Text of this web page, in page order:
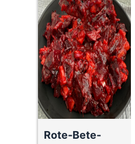
Rote-Bete-